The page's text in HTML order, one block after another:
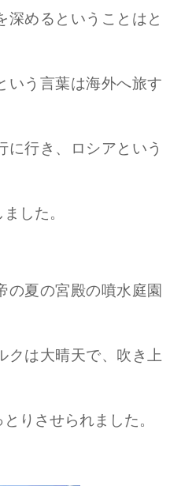
めるということはと
いう言葉は海外へ旅す
に行き、ロシアという
した。
夏の宮殿の噴水庭園
クは大晴天で、吹き上
りさせられました。